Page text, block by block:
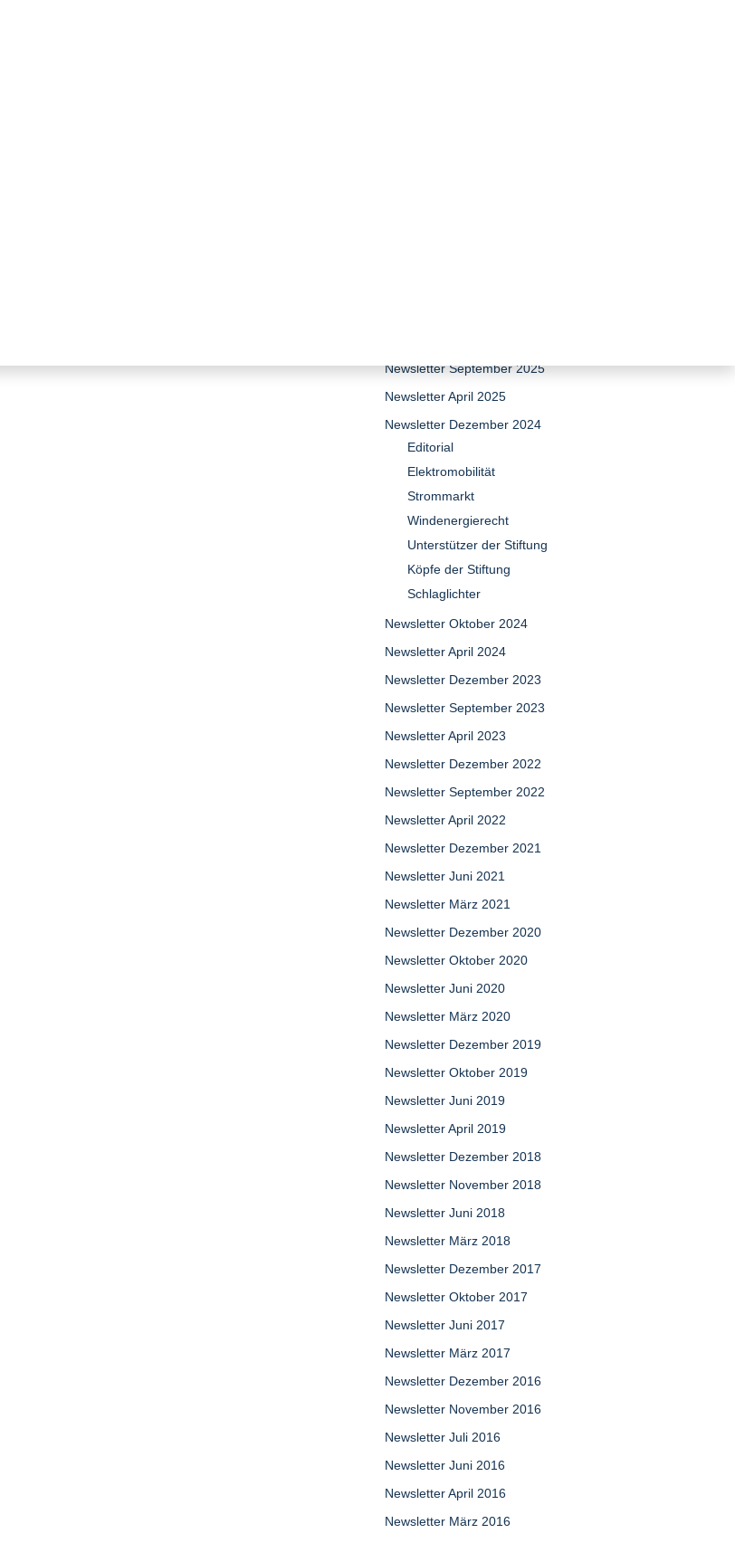
Newsletter September 2025
Newsletter April 2025
Newsletter Dezember 2024
Editorial
Elektromobilität
Strommarkt
Windenergierecht
Unterstützer der Stiftung
Köpfe der Stiftung
Schlaglichter
Newsletter Oktober 2024
Newsletter April 2024
Newsletter Dezember 2023
Newsletter September 2023
Newsletter April 2023
Newsletter Dezember 2022
Newsletter September 2022
Newsletter April 2022
Newsletter Dezember 2021
Newsletter Juni 2021
Newsletter März 2021
Newsletter Dezember 2020
Newsletter Oktober 2020
Newsletter Juni 2020
Newsletter März 2020
Newsletter Dezember 2019
Newsletter Oktober 2019
Newsletter Juni 2019
Newsletter April 2019
Newsletter Dezember 2018
Newsletter November 2018
Newsletter Juni 2018
Newsletter März 2018
Newsletter Dezember 2017
Newsletter Oktober 2017
Newsletter Juni 2017
Newsletter März 2017
Newsletter Dezember 2016
Newsletter November 2016
Newsletter Juli 2016
Newsletter Juni 2016
Newsletter April 2016
Newsletter März 2016